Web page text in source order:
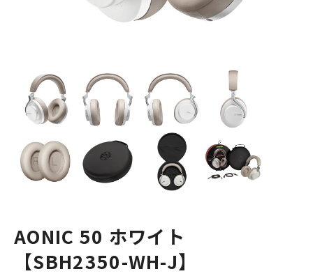
AONIC 50 ホワイト
【SBH2350-WH-J】